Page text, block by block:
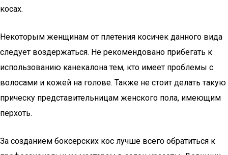
косах.
Некоторым женщинам от плетения косичек данного вида
следует воздержаться. Не рекомендовано прибегать к
использованию канекалона тем, кто имеет проблемы с
волосами и кожей на голове. Также не стоит делать такую
прическу представительницам женского пола, имеющим
перхоть.
За созданием боксерских кос лучше всего обратиться к